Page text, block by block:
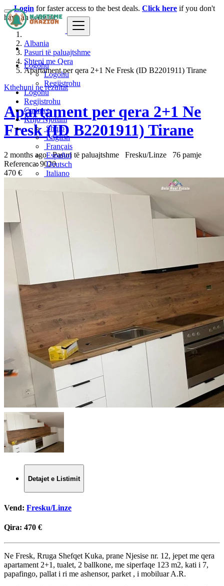
Logohu
Logohu
Regjistrohu
Logohu
Regjistrohu
Çmimet
Krijo Njoftim
Shqip
English
Français
Español
Deutsch
Italiano
Login for faster access to the best deals. Click here if you don't
have an account.
Albania
Pasuri të paluajtshme
Shtepi me Qera
Apartament per qera 2+1 Ne Fresk (ID B2201911) Tirane
Kthehuni ne rezultat
Apartament per qera 2+1 Ne
Fresk (ID B2201911) Tirane
2 months ago Pasuri të paluajtshme Fresku/Linze
76 pamje
Referenca: 9020
470 €
Detajet e Listimit
Vend: Fresku/Linze
Qira: 470 €
Ne Fresk, Rruga Shefqet Kuka, prane Njesise nr. 12, jepet me qera
apartament 2+1, tualet, 2 ballkone, me siperfaqe 123 m2, kati i 7,
papafingo, pallat i ri me ashensor, parket , i mobiluar A.R.